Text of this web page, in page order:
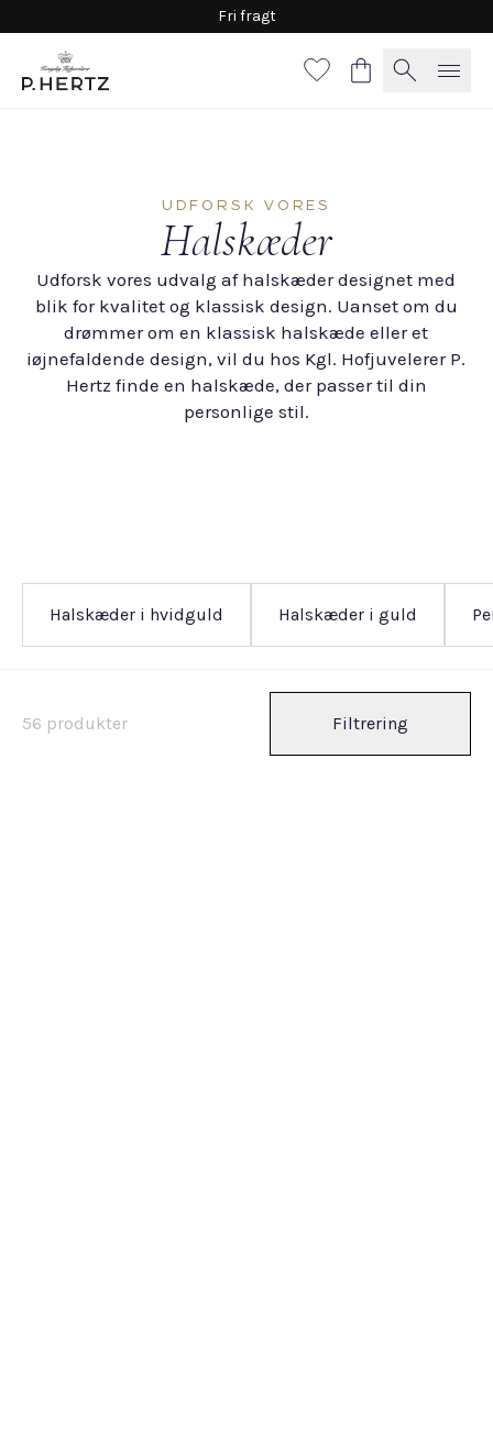
Fri fragt
UDFORSK VORES
Halskæder
Udforsk vores udvalg af halskæder designet med
blik for kvalitet og klassisk design. Uanset om du
drømmer om en klassisk halskæde eller et
iøjnefaldende design, vil du hos Kgl. Hofjuvelerer P.
Hertz finde en halskæde, der passer til din
personlige stil.
Halskæder i hvidguld Halskæder i guld
56 produkter Filtrering